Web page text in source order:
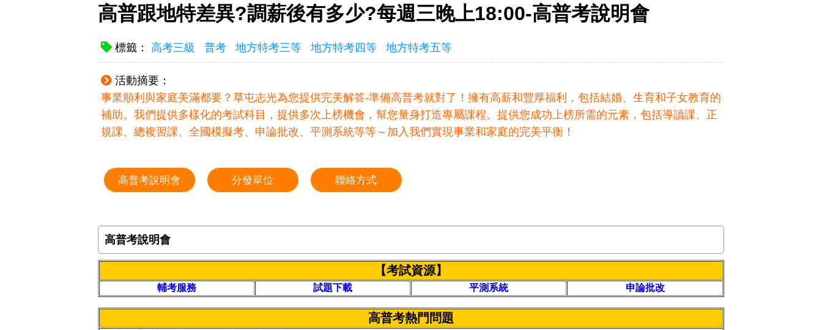
高普跟地特差異?調薪後有多少?每週三晚上18:00-高普考說明會
標籤： 高考三級 普考 地方特考三等 地方特考四等 地方特考五等
活動摘要：
事業順利與家庭美滿都要？草屯志光為您提供完美解答-準備高普考就對了！擁有高薪和豐厚福利，包括結婚、生育和子女教育的
補助。我們提供多樣化的考試科目，提供多次上榜機會，幫您量身打造專屬課程。提供您成功上榜所需的元素，包括導讀課、正
規課、總複習課、全國模擬考、申論批改、平測系統等等～加入我們實現事業和家庭的完美平衡！
高普考說明會 分發單位 聯絡方式
高普考說明會
【考試資源】
輔考服務 試題下載 平測系統 申論批改
高普考熱門問題